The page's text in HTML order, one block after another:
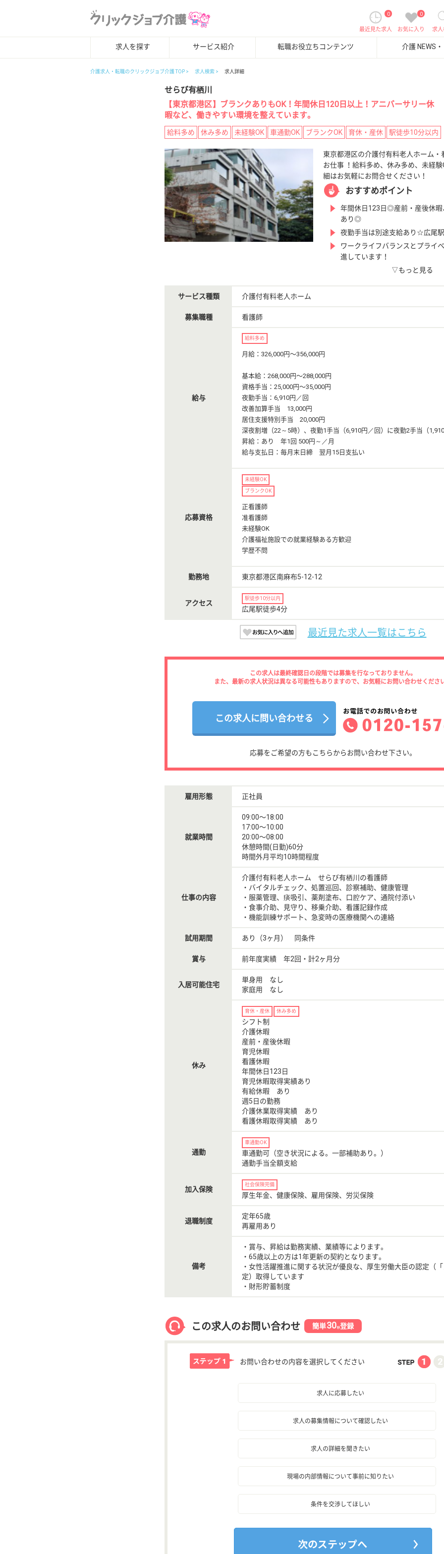
求
0
お気に入り
0
最近見た求人
求人を探す サービス紹介 転職お役立ちコンテンツ 介護 NEWS
介護求人・転職のクリックジョブ介護 TOP 求人検索 求人詳細
せらび有栖川
【東京都港区】ブランクありもOK！年間休日120日以上！アニバーサリー休
暇など、働きやすい環境を整えています。
給料多め 休み多め 未経験OK 車通勤OK ブランクOK 育休・産休 駅徒歩10分以内
東京都港区の介護付有料老人ホーム・
お仕事 ！給料多め、休み多め、未経
細はお気軽にお問合せください！
おすすめポイント
年間休日123日◎産前・産後休暇
あり◎
夜勤手当は別途支給あり☆広尾
ワークライフバランスとプライ
進しています！
▽もっと見る
サービス種類 介護付有料老人ホーム
募集職種 看護師
給与
給料多め
月給：326,000円〜356,000円
基本給：268,000円〜288,000円
資格手当：25,000円〜35,000円
夜勤手当：6,910円／回
改善加算手当 13,000円
居住支援特別手当 20,000円
深夜割増（22～5時）、夜勤1手当（6,910円／回）に夜勤2手当（
昇給：あり 年1回 500円～／月
給与支払日：毎月末日締 翌月15日支払い
応募資格
未経験OK
ブランクOK
正看護師
准看護師
未経験OK
介護福祉施設での就業経験ある方歓迎
学歴不問
勤務地 東京都港区南麻布5-12-12
アクセス
駅徒歩10分以内
広尾駅徒歩4分
最近見た求人一覧はこちら
この求人は最終確認日の段階では募集を行なっておりません。
また、最新の求人状況は異なる可能性もありますので、お気軽にお問い合わせくださ
この求人に問い合わせる
応募をご希望の方もこちらからお問い合わせ下さい。
雇用形態 正社員
就業時間
09:00〜18:00
17:00〜10:00
20:00〜08:00
休憩時間(日勤)60分
時間外月平均10時間程度
仕事の内容
介護付有料老人ホーム せらび有栖川の看護師
・バイタルチェック、処置巡回、診察補助、健康管理
・服薬管理、痰吸引、薬剤塗布、口腔ケア、通院付添い
・食事介助、見守り、移乗介助、看護記録作成
・機能訓練サポート、急変時の医療機関への連絡
試用期間 あり（3ヶ月） 同条件
賞与 前年度実績 年2回・計2ヶ月分
入居可能住宅
単身用 なし
家庭用 なし
休み
育休・産休 休み多め
シフト制
介護休暇
産前・産後休暇
育児休暇
看護休暇
年間休日123日
育児休暇取得実績あり
有給休暇 あり
週5日の勤務
介護休業取得実績 あり
看護休暇取得実績 あり
通勤
車通勤OK
車通勤可（空き状況による。一部補助あり。）
通勤手当全額支給
加入保険
社会保険完備
厚生年金、健康保険、雇用保険、労災保険
退職制度
定年65歳
再雇用あり
備考
・賞与、昇給は勤務実績、業績等によります。
・65歳以上の方は1年更新の契約となります。
・女性活躍推進に関する状況が優良な、厚生労働大臣の認定（
定）取得しています
・財形貯蓄制度
この求人のお問い合わせ 簡単30秒登録
お問い合わせの内容を選択してください
求人に応募したい
求人の募集情報について確認したい
求人の詳細を聞きたい
現場の内部情報について事前に知りたい
条件を交渉してほしい